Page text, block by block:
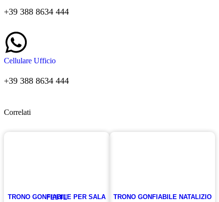
+39 388 8634 444
Cellulare Ufficio
+39 388 8634 444
Correlati
TRONO GONFIABILE PER SALA FESTE TRONO GONFIABILE NATALIZIO